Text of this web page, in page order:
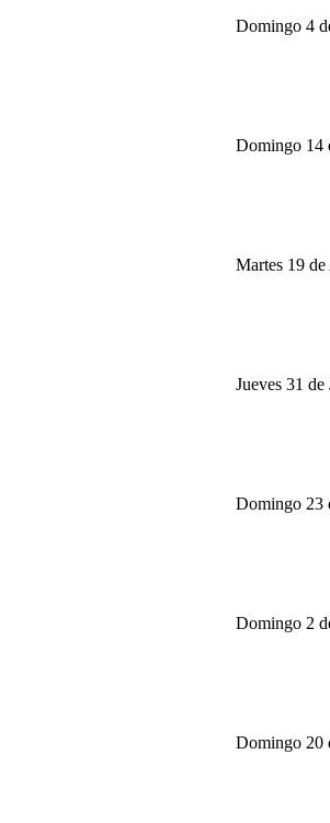
Domingo 4
Domingo 14
Martes 19
Jueves 31
Domingo 23
Domingo 2
Domingo 20